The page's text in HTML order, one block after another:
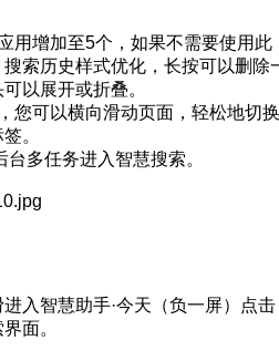
用增加至5个，如果不需要使用此
索历史样式优化，长按可以删除
以展开或折叠。
您可以横向滑动页面，轻松地切换
。
多任务进入智慧搜索。
入智慧助手·今天（负一屏）点击
面。